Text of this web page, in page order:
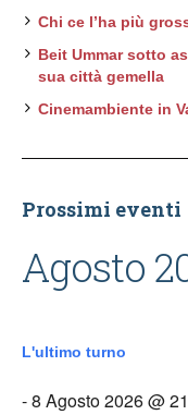
Chi ce l’ha più
Beit Ummar sotto
sua città gemella
Cinemambiente in
Prossimi eventi
Agosto
L'ultimo turno
- 8 Agosto 2026 @